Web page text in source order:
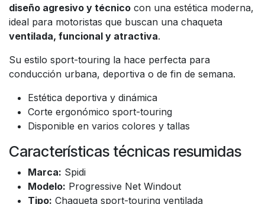
diseño agresivo y técnico con una estética moderna,
ideal para motoristas que buscan una chaqueta
ventilada, funcional y atractiva.
Su estilo sport-touring la hace perfecta para
conducción urbana, deportiva o de fin de semana.
Estética deportiva y dinámica
Corte ergonómico sport-touring
Disponible en varios colores y tallas
Características técnicas resumidas
Marca: Spidi
Modelo: Progressive Net Windout
Tipo: Chaqueta sport-touring ventilada